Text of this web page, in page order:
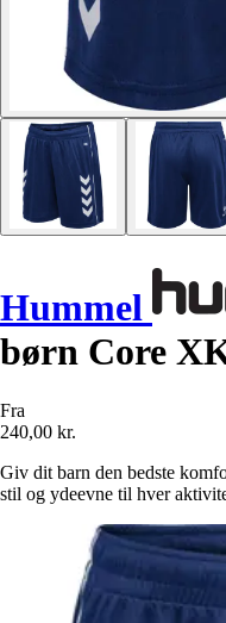
Hummel
børn Core
Fra
240,00 kr.
Giv dit barn den bedste
stil og ydeevne til hver